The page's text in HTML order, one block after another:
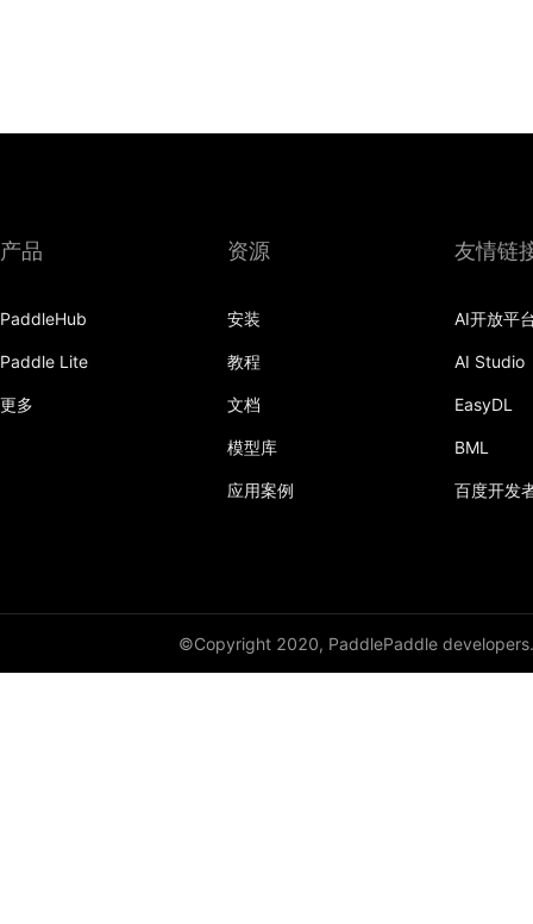
产品
PaddleHub
Paddle Lite
更多
资源
安装
教程
文档
模型库
应用案例
友情链
AI开放平
AI Studio
EasyDL
BML
百度开发
©Copyright 2020, PaddlePaddle developers.